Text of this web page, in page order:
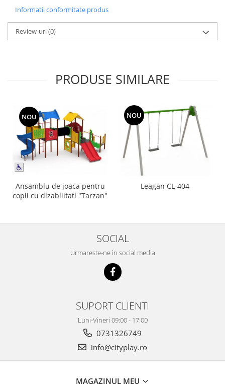
Informatii conformitate produs
Review-uri(0)
PRODUSE SIMILARE
NOU
Ansamblu de joaca pentru
copii cu dizabilitati "Tarzan"
NOU
Leagan CL-404
SOCIAL
Urmareste-ne in social media
SUPORT CLIENTI
Luni-Vineri 09:00 - 17:00
0731326749
info@cityplay.ro
MAGAZINUL MEU